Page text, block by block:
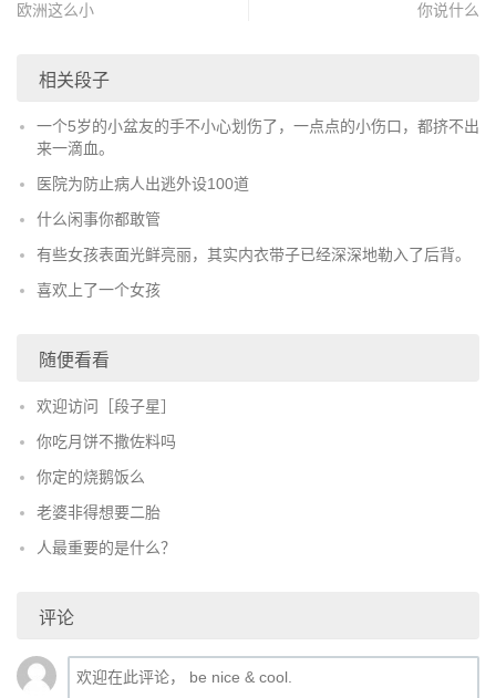
欧洲这么小
你说什么
相关段子
一个5岁的小盆友的手不小心划伤了，一点点的小伤口，都挤不出
来一滴血。
医院为防止病人出逃外设100道
什么闲事你都敢管
有些女孩表面光鲜亮丽，其实内衣带子已经深深地勒入了后背。
喜欢上了一个女孩
随便看看
欢迎访问［段子星］
你吃月饼不撒佐料吗
你定的烧鹅饭么
老婆非得想要二胎
人最重要的是什么？
评论